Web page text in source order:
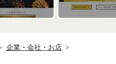
企業・会社・お店